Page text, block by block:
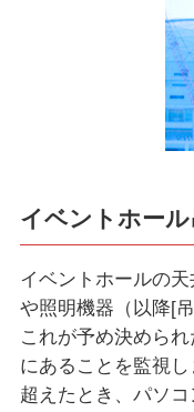
イベントホー
イベントホールの
や照明機器（以降[
これが予め決めら
にあることを監視
超えたとき、パソ